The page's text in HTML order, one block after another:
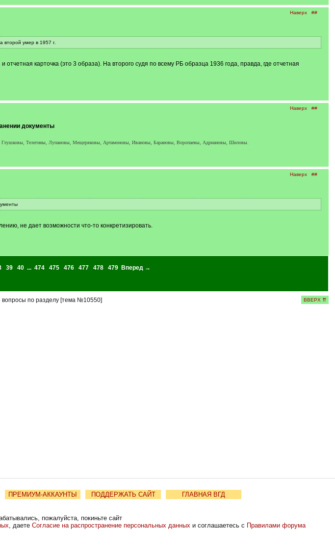
Наверх ##
второй умер в 1957 г.
карточка (это 3 образа). На второго судя по всему РБ образца 1936 года, правда, где отчетная
Наверх ##
документы
Телегины, Лупановы, Мещеряковы, Артамоновы, Ивановы, Барановы, Воропаевы, Адриановы, Шиловы.
Наверх ##
не дает возможности что-то конкретизировать.
39 40 ... 474 475 476 477 478 479
Вперед →
по разделу [тема №10550] ВВЕРХ ⇈
ПРЕМИУМ-АККАУНТЫ ПОДДЕРЖАТЬ САЙТ
ГЛАВНАЯ ВГД
пожалуйста, покиньте сайт
, даете Согласие на распространение персональных данных и соглашаетесь с Правилами форума